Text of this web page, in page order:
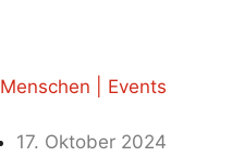
17. Oktober 2024
Menschen | Events